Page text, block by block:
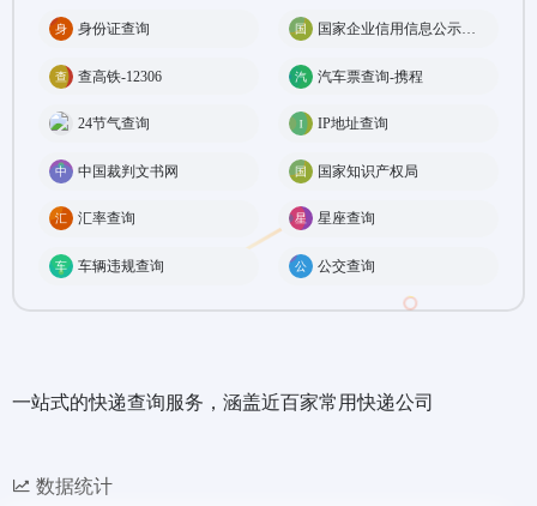
身份证查询 国家企业信用信息公示系统
查高铁-12306 汽车票查询-携程
24节气查询 IP地址查询
中国裁判文书网 国家知识产权局
汇率查询 星座查询
车辆违规查询 公交查询
一站式的快递查询服务，涵盖近百家常用快递公司
数据统计